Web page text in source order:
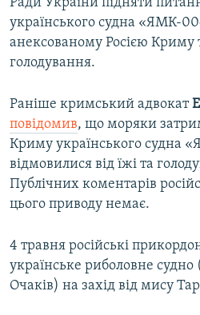
Ради України підняти
українського судна «ЯМК-
анексованому Росією Криму
голодування.
Раніше кримський адвокат
повідомив, що моряки
Криму українського судна
відмовилися від їжі та
Публічних коментарів
цього приводу немає.
4 травня російські
українське риболовне
Очаків) на захід від мису